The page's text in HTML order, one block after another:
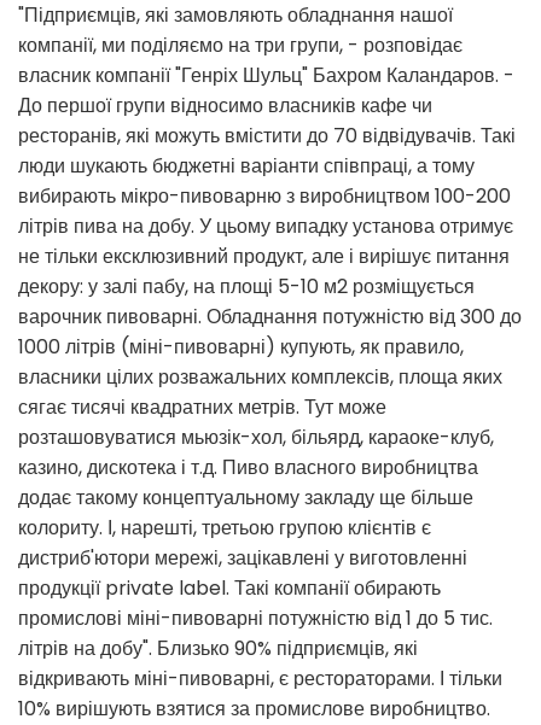
"Підприємців, які замовляють обладнання нашої
компанії, ми поділяємо на три групи, - розповідає
власник компанії "Генріх Шульц" Бахром Каландаров. -
До першої групи відносимо власників кафе чи
ресторанів, які можуть вмістити до 70 відвідувачів. Такі
люди шукають бюджетні варіанти співпраці, а тому
вибирають мікро-пивоварню з виробництвом 100-200
літрів пива на добу. У цьому випадку установа отримує
не тільки ексклюзивний продукт, але і вирішує питання
декору: у залі пабу, на площі 5-10 м2 розміщується
варочник пивоварні. Обладнання потужністю від 300 до
1000 літрів (міні-пивоварні) купують, як правило,
власники цілих розважальних комплексів, площа яких
сягає тисячі квадратних метрів. Тут може
розташовуватися мьюзік-хол, більярд, караоке-клуб,
казино, дискотека і т.д. Пиво власного виробництва
додає такому концептуальному закладу ще більше
колориту. І, нарешті, третьою групою клієнтів є
дистриб'ютори мережі, зацікавлені у виготовленні
продукції private label. Такі компанії обирають
промислові міні-пивоварні потужністю від 1 до 5 тис.
літрів на добу". Близько 90% підприємців, які
відкривають міні-пивоварні, є рестораторами. І тільки
10% вирішують взятися за промислове виробництво.